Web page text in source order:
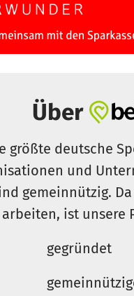
Über
größte deutsche
und
gemeinnützig.
ist unsere
gegründet